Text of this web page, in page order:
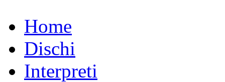
Home
Dischi
Interpreti